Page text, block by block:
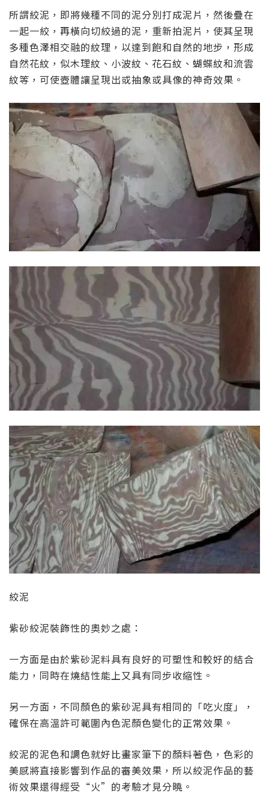
所謂絞泥，即將幾種不同的泥分別打成泥片，然後疊在
一起一絞，再橫向切絞過的泥，重新拍泥片，使其呈現
多種色澤相交融的紋理，以達到飽和自然的地步，形成
自然花紋，似木理紋、小波紋、花石紋、蝴蝶紋和流雲
紋等，可使壺體讓呈現出或抽象或具像的神奇效果。
絞泥
紫砂絞泥裝飾性的奧妙之處：
一方面是由於紫砂泥料具有良好的可塑性和較好的結合
能力，同時在燒結性能上又具有同步收縮性。
另一方面，不同顏色的紫砂泥具有相同的「吃火度」，
確保在高溫許可範圍內色泥顏色變化的正常效果。
絞泥的泥色和調色就好比畫家筆下的顏料著色，色彩的
美感將直接影響到作品的審美效果，所以絞泥作品的藝
術效果還得經受“火”的考驗才見分曉。